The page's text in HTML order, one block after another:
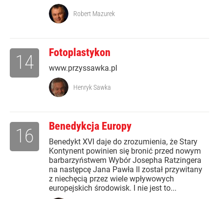
Robert Mazurek
Fotoplastykon
www.przyssawka.pl
14
Henryk Sawka
Benedykcja Europy
Benedykt XVI daje do zrozumienia, że Stary
Kontynent powinien się bronić przed nowym
barbarzyństwem Wybór Josepha Ratzingera
na następcę Jana Pawła II został przywitany
z niechęcią przez wiele wpływowych
europejskich środowisk. I nie jest to...
16